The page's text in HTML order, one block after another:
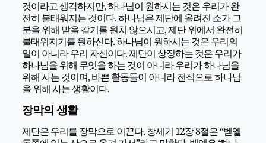
것이라고 생각하지만, 하나님이 원하시는 것은 우리가 완
전히 불태워지는 것이다. 하나님은 제단에 올려진 소가 그
분을 위해 밭을 갈기를 원치 않으시고, 제단 위에서 완전히
불태워지기를 원하신다. 하나님이 원하시는 것은 우리의
일이 아니라 우리 자신이다. 제단이 상징하는 것은 우리가
하나님을 위해 무엇을 하는 것이 아니라 우리가 하나님을
위해 사는 것이며, 바쁜 활동들이 아니라 전적으로 하나님
을 위해 사는 생활이다.
장막의 생활
제단은 우리를 장막으로 이끈다. 창세기 12장 8절은 “벧엘